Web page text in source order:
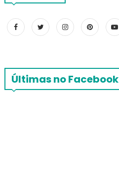
Últimas no Facebook